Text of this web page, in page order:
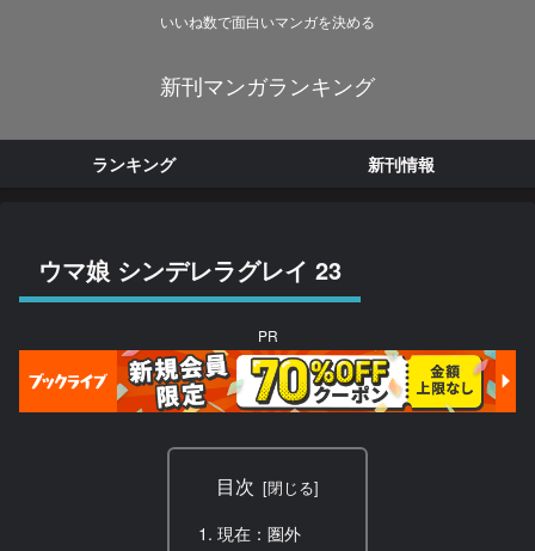
いいね数で面白いマンガを決める
新刊マンガランキング
ランキング 新刊情報
ウマ娘 シンデレラグレイ 23
PR
目次
現在：圏外